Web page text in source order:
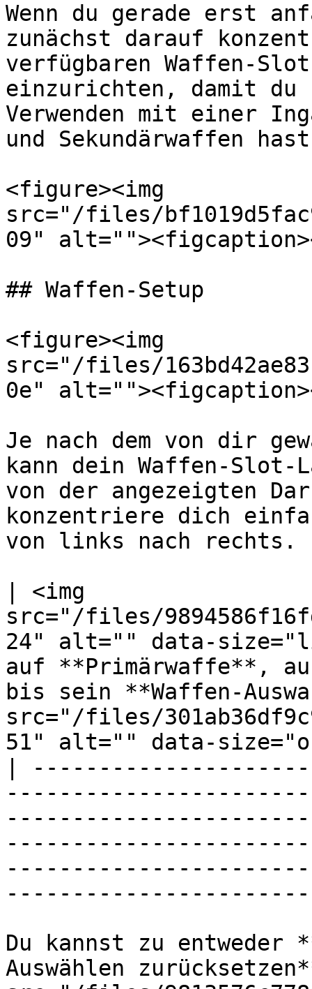
Wenn du gerade erst
zunächst darauf
verfügbaren Waffen-
einzurichten, damit du
Verwenden mit einer
und Sekundärwaffen
<figure><img
src="/files/
09"
## Waffen-Setup
<figure><img
src="/files/
0e"
Je nach dem von dir
kann dein Waffen-Slot-
von der angezeigten
konzentriere dich
von links nach rechts.
| <img
src="/files/
24" alt="" data-
auf **Primärwaffe**,
bis sein **Waffen-
src="/files/
51" alt="" data-
|
Du kannst zu entweder
Auswählen